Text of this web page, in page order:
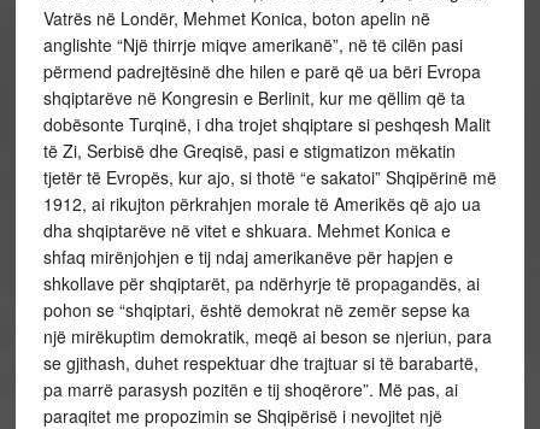
Vatrës në Londër, Mehmet Konica, boton apelin në
anglishte “Një thirrje miqve amerikanë”, në të cilën pasi
përmend padrejtësinë dhe hilen e parë që ua bëri Evropa
shqiptarëve në Kongresin e Berlinit, kur me qëllim që ta
dobësonte Turqinë, i dha trojet shqiptare si peshqesh Malit
të Zi, Serbisë dhe Greqisë, pasi e stigmatizon mëkatin
tjetër të Evropës, kur ajo, si thotë “e sakatoi” Shqipërinë më
1912, ai rikujton përkrahjen morale të Amerikës që ajo ua
dha shqiptarëve në vitet e shkuara. Mehmet Konica e
shfaq mirënjohjen e tij ndaj amerikanëve për hapjen e
shkollave për shqiptarët, pa ndërhyrje të propagandës, ai
pohon se “shqiptari, është demokrat në zemër sepse ka
një mirëkuptim demokratik, meqë ai beson se njeriun, para
se gjithash, duhet respektuar dhe trajtuar si të barabartë,
pa marrë parasysh pozitën e tij shoqërore”. Më pas, ai
paraqitet me propozimin se Shqipërisë i nevojitet një